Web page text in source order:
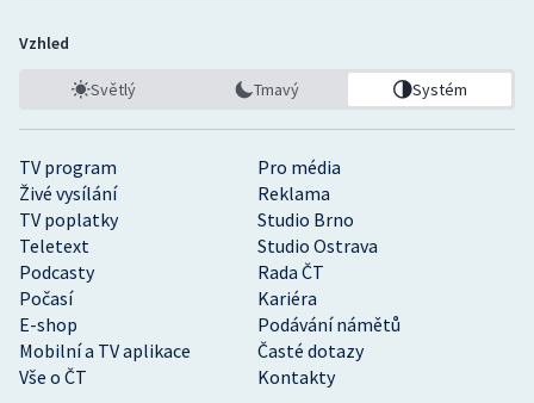
TV program
Pro média
Živé vysílání
Reklama
TV poplatky
Studio Brno
Teletext
Studio Ostrava
Podcasty
Rada ČT
Počasí
Kariéra
E-shop
Podávání námětů
Mobilní a TV aplikace
Časté dotazy
Vše o ČT
Kontakty
Vzhled
Světlý Tmavý Systém